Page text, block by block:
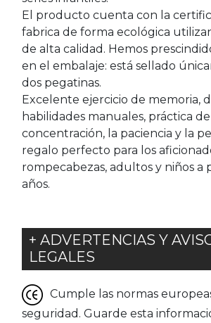
El producto cuenta con la
fabrica de forma ecológica
de alta calidad. Hemos
en el embalaje: está sellado
dos pegatinas.
Excelente ejercicio de memoria,
habilidades manuales, práctica
concentración, la paciencia y la
regalo perfecto para los
rompecabezas, adultos y niños a
años.
+ ADVERTENCIAS Y
LEGALES
Cumple las normas
seguridad. Guarde esta